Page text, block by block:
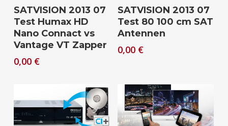
Download
SATVISION 2013 07
Test Humax HD
Nano Connact vs
Vantage VT Zapper
0,00 €
Download
SATVISION 2013 07
Test 80 100 cm SAT
Antennen
0,00 €